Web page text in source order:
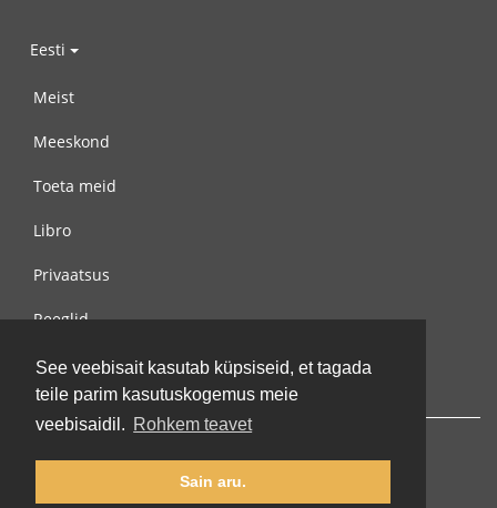
See veebisait kasutab küpsiseid, et tagada
teile parim kasutuskogemus meie
veebisaidil. Rohkem teavet
Sain aru.
Eesti
Meist
Meeskond
Toeta meid
Libro
Privaatsus
Reeglid
Võta meiega ühendust